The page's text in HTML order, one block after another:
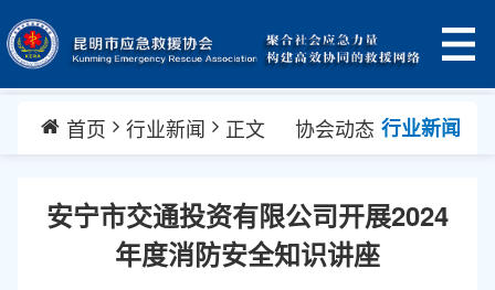
首页 行业新闻 正文 协会动态 行业新闻
安宁市交通投资有限公司开展2024
年度消防安全知识讲座